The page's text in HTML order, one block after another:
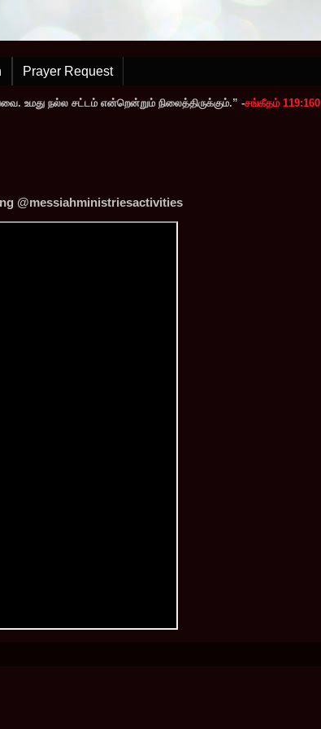
Prayer Request
உமது நல்ல சட்டம் என்றென்றும் நிலைத்திருக்கும்.” -சங்கீதம் 119:160
@messiahministriesactivities